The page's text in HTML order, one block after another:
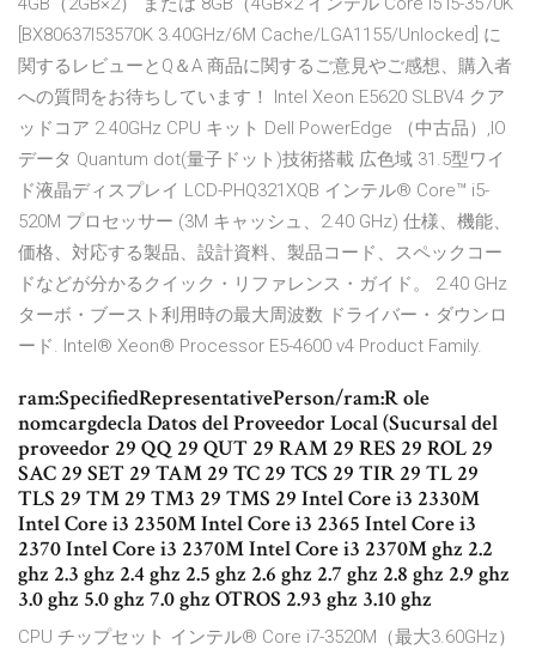
[BX80637I53570K 3.40GHz/6M Cache/LGA1155/Unlocked] に
関するレビューとQ＆A 商品に関するご意見やご感想、購入者
への質問をお待ちしています！ Intel Xeon E5620 SLBV4 クア
ッドコア 2.40GHz CPU キット Dell PowerEdge （中古品）,IO
データ Quantum dot(量子ドット)技術搭載 広色域 31.5型ワイ
ド液晶ディスプレイ LCD-PHQ321XQB インテル® Core™ i5-
520M プロセッサー (3M キャッシュ、2.40 GHz) 仕様、機能、
価格、対応する製品、設計資料、製品コード、スペックコー
ドなどが分かるクイック・リファレンス・ガイド。 2.40 GHz
ターボ・ブースト利用時の最大周波数 ドライバー・ダウンロ
ード. Intel® Xeon® Processor E5-4600 v4 Product Family.
ram:SpecifiedRepresentativePerson/ram:R ole
nomcargdecla Datos del Proveedor Local (Sucursal del
proveedor 29 QQ 29 QUT 29 RAM 29 RES 29 ROL 29
SAC 29 SET 29 TAM 29 TC 29 TCS 29 TIR 29 TL 29
TLS 29 TM 29 TM3 29 TMS 29 Intel Core i3 2330M
Intel Core i3 2350M Intel Core i3 2365 Intel Core i3
2370 Intel Core i3 2370M Intel Core i3 2370M ghz 2.2
ghz 2.3 ghz 2.4 ghz 2.5 ghz 2.6 ghz 2.7 ghz 2.8 ghz 2.9 ghz
3.0 ghz 5.0 ghz 7.0 ghz OTROS 2.93 ghz 3.10 ghz
CPU チップセット インテル® Core i7-3520M（最大3.60GHz）